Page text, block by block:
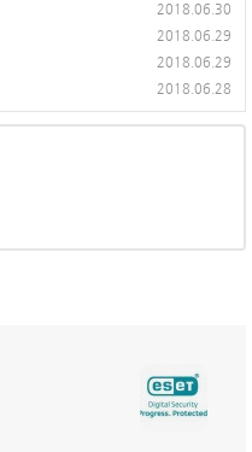
2018.06.30
2018.06.29
2018.06.29
2018.06.28